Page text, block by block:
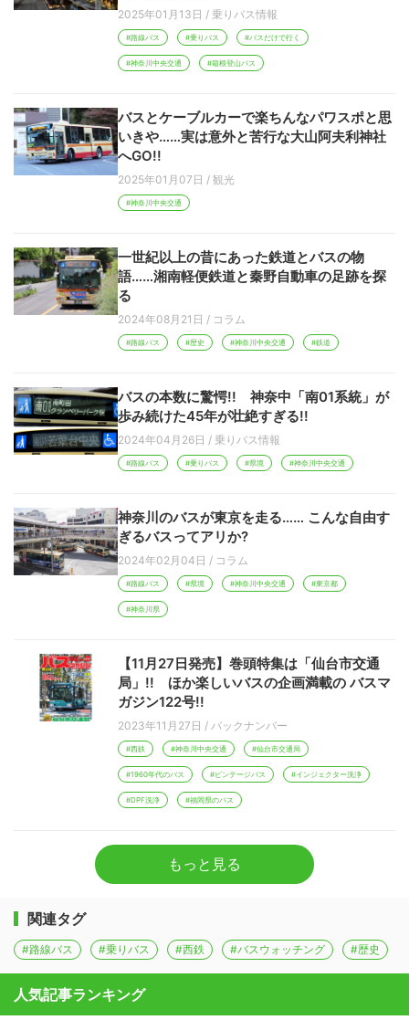
2025年01月13日 / 乗りバス情報
#路線バス #乗りバス #バスだけで行く
#神奈川中央交通 #箱根登山バス
バスとケーブルカーで楽ちんなパワスポと思
いきや……実は意外と苦行な大山阿夫利神社
へGO!!
2025年01月07日 / 観光
#神奈川中央交通
一世紀以上の昔にあった鉄道とバスの物
語……湘南軽便鉄道と秦野自動車の足跡を探
る
2024年08月21日 / コラム
#路線バス #歴史 #神奈川中央交通 #鉄道
バスの本数に驚愕!! 神奈中「南01系統」が
歩み続けた45年が壮絶すぎる!!
2024年04月26日 / 乗りバス情報
#路線バス #乗りバス #県境 #神奈川中央交通
神奈川のバスが東京を走る…… こんな自由す
ぎるバスってアリか?
2024年02月04日 / コラム
#路線バス #県境 #神奈川中央交通 #東京都
#神奈川県
【11月27日発売】巻頭特集は「仙台市交通
局」!! ほか楽しいバスの企画満載の バスマ
ガジン122号!!
2023年11月27日 / バックナンバー
#西鉄 #神奈川中央交通 #仙台市交通局
#1960年代のバス #ビンテージバス #インジェクター洗浄
#DPF洗浄 #福岡県のパス
もっと見る
関連タグ
#路線バス #乗りバス #西鉄 #バスウォッチング #歴史
人気記事ランキング